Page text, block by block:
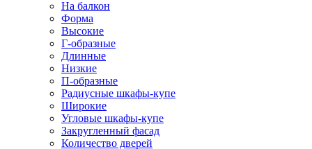
На балкон
Форма
Высокие
Г-образные
Длинные
Низкие
П-образные
Радиусные шкафы-купе
Широкие
Угловые шкафы-купе
Закругленный фасад
Количество дверей